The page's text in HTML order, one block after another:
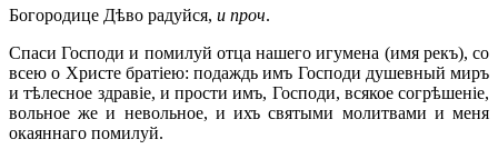
Богородице Дѣво радуйся, и проч.
Спаси Господи и помилуй отца нашего игумена (имя рекъ), со
всею о Христе братіею: подаждь имъ Господи душевный миръ
и тѣлесное здравіе, и прости имъ, Господи, всякое согрѣшеніе,
вольное же и невольное, и ихъ святыми молитвами и меня
окаяннаго помилуй.